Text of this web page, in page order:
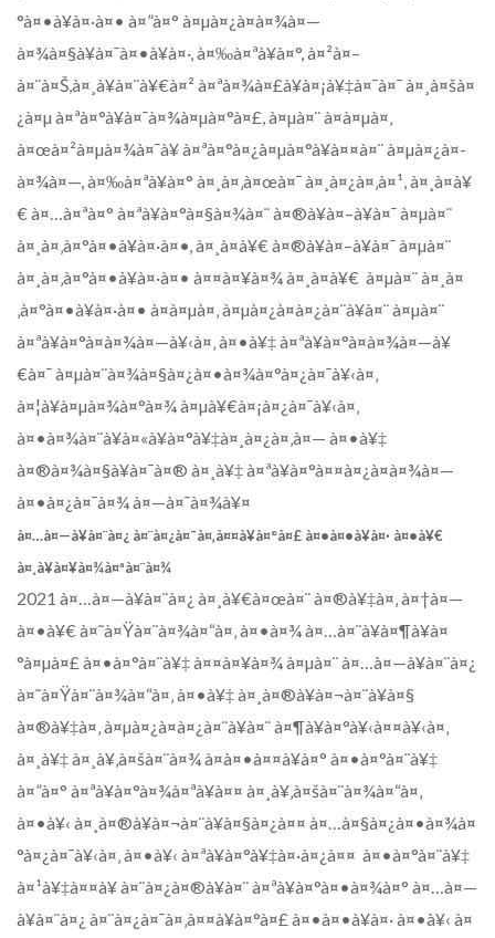
°à¤•à¥à¤·à¤• à¤”à¤° à¤µà¤¿à¤­à¤¾à¤—
à¤¾à¤§à¥à¤¯à¤•à¥à¤·, à¤‰à¤ªà¥à¤°, à¤²à¤–
à¤¨à¤Š,à¤¸à¥à¤¨à¥€à¤² à¤ªà¤¾à¤£à¥à¤¡à¥‡à¤¯à¤¯ à¤¸à¤šà¤
¿à¤µ à¤ªà¤°à¥à¤¯à¤¾à¤µà¤°à¤£, à¤µà¤¨ à¤à¤µà¤‚
à¤œà¤²à¤µà¤¾à¤¯à¥ à¤ªà¤°à¤¿à¤µà¤°à¥à¤¤à¤¨ à¤µà¤¿à¤­
à¤¾à¤—, à¤‰à¤ªà¥à¤° à¤¸à¤‚à¤œà¤¯ à¤¸à¤¿à¤‚à¤¹, à¤¸à¤­à¥
€ à¤…à¤ªà¤° à¤ªà¥à¤°à¤§à¤¾à¤¨ à¤®à¥à¤–à¥à¤¯ à¤µà¤¨
à¤¸à¤‚à¤°à¤•à¥à¤·à¤•, à¤¸à¤­à¥€ à¤®à¥à¤–à¥à¤¯ à¤µà¤¨
à¤¸à¤‚à¤°à¤•à¥à¤·à¤• à¤¤à¤¥à¤¾ à¤¸à¤­à¥€ à¤µà¤¨ à¤¸à¤
‚à¤°à¤•à¥à¤·à¤• à¤à¤µà¤‚ à¤µà¤¿à¤­à¤¿à¤¨à¥à¤¨ à¤µà¤¨
à¤ªà¥à¤°à¤­à¤¾à¤—à¥‹à¤‚ à¤•à¥‡ à¤ªà¥à¤°à¤­à¤¾à¤—à¥
€à¤¯ à¤µà¤¨à¤¾à¤§à¤¿à¤•à¤¾à¤°à¤¿à¤¯à¥‹à¤‚
à¤¦à¥à¤µà¤¾à¤°à¤¾ à¤µà¥€à¤¡à¤¿à¤¯à¥‹à¤‚
à¤•à¤¾à¤¨à¥à¤«à¥à¤°à¥‡à¤¸à¤¿à¤‚à¤— à¤•à¥‡
à¤®à¤¾à¤§à¥à¤¯à¤® à¤¸à¥‡ à¤ªà¥à¤°à¤¤à¤¿à¤­à¤¾à¤—
à¤•à¤¿à¤¯à¤¾ à¤—à¤¯à¤¾à¥¤
à¤…à¤—à¥à¤¨à¤¿ à¤¨à¤¿à¤¯à¤‚à¤¤à¥à¤°à¤£ à¤•à¤•à¥à¤· à¤•à¥€
à¤¸à¥à¤¥à¤¾à¤ªà¤¨à¤¾
2021 à¤…à¤—à¥à¤¨à¤¿ à¤¸à¥€à¤œà¤¨ à¤®à¥‡à¤‚ à¤†à¤—
à¤•à¥€ à¤˜à¤Ÿà¤¨à¤¾à¤“à¤‚ à¤•à¤¾ à¤…à¤¨à¥à¤¶à¥à¤
°à¤µà¤£ à¤•à¤°à¤¨à¥‡ à¤¤à¤¥à¤¾ à¤µà¤¨ à¤…à¤—à¥à¤¨à¤¿
à¤˜à¤Ÿà¤¨à¤¾à¤“à¤‚ à¤•à¥‡ à¤¸à¤®à¥à¤¬à¤¨à¥à¤§
à¤®à¥‡à¤‚ à¤µà¤¿à¤­à¤¿à¤¨à¥à¤¨ à¤¶à¥à¤°à¥‹à¤¤à¥‹à¤‚
à¤¸à¥‡ à¤¸à¥‚à¤šà¤¨à¤¾ à¤à¤•à¤¤à¥à¤° à¤•à¤°à¤¨à¥‡
à¤”à¤° à¤ªà¥à¤°à¤¾à¤ªà¥à¤¤ à¤¸à¥‚à¤šà¤¨à¤¾à¤“à¤‚
à¤•à¥‹ à¤¸à¤®à¥à¤¬à¤¨à¥à¤§à¤¿à¤¤ à¤…à¤§à¤¿à¤•à¤¾à¤
°à¤¿à¤¯à¥‹à¤‚ à¤•à¥‹ à¤ªà¥à¤°à¥‡à¤·à¤¿à¤¤ à¤•à¤°à¤¨à¥‡
à¤¹à¥‡à¤¤à¥ à¤¨à¤¿à¤®à¥à¤¨ à¤ªà¥à¤°à¤•à¤¾à¤° à¤…à¤—
à¥à¤¨à¤¿ à¤¨à¤¿à¤¯à¤‚à¤¤à¥à¤°à¤£ à¤•à¤•à¥à¤· à¤•à¥‹ à¤